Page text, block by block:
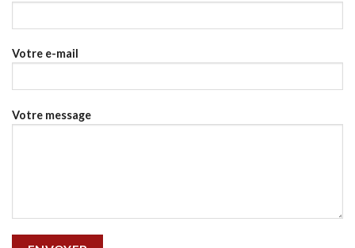
Votre e-mail
Votre message